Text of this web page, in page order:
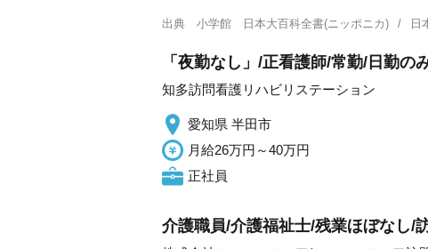
出典 小学館 日本大百科全書(ニッポニカ) 日
「夜勤なし」/正看護師/常勤/日勤の
知多訪問看護リハビリステーション
愛知県 半田市
月給26万円～40万円
正社員
介護職員/介護福祉士/残業ほぼなし/